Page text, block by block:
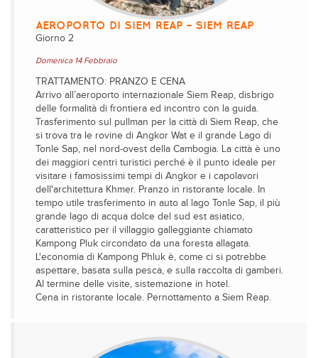
AEROPORTO DI SIEM REAP – SIEM REAP
Giorno 2
Domenica 14 Febbraio
TRATTAMENTO: PRANZO E CENA
Arrivo all’aeroporto internazionale Siem Reap, disbrigo
delle formalità di frontiera ed incontro con la guida.
Trasferimento sul pullman per la città di Siem Reap, che
si trova tra le rovine di Angkor Wat e il grande Lago di
Tonle Sap, nel nord-ovest della Cambogia. La città è uno
dei maggiori centri turistici perché è il punto ideale per
visitare i famosissimi tempi di Angkor e i capolavori
dell'architettura Khmer. Pranzo in ristorante locale. In
tempo utile trasferimento in auto al lago Tonle Sap, il più
grande lago di acqua dolce del sud est asiatico,
caratteristico per il villaggio galleggiante chiamato
Kampong Pluk circondato da una foresta allagata.
L'economia di Kampong Phluk è, come ci si potrebbe
aspettare, basata sulla pesca, e sulla raccolta di gamberi.
Al termine delle visite, sistemazione in hotel.
Cena in ristorante locale. Pernottamento a Siem Reap.